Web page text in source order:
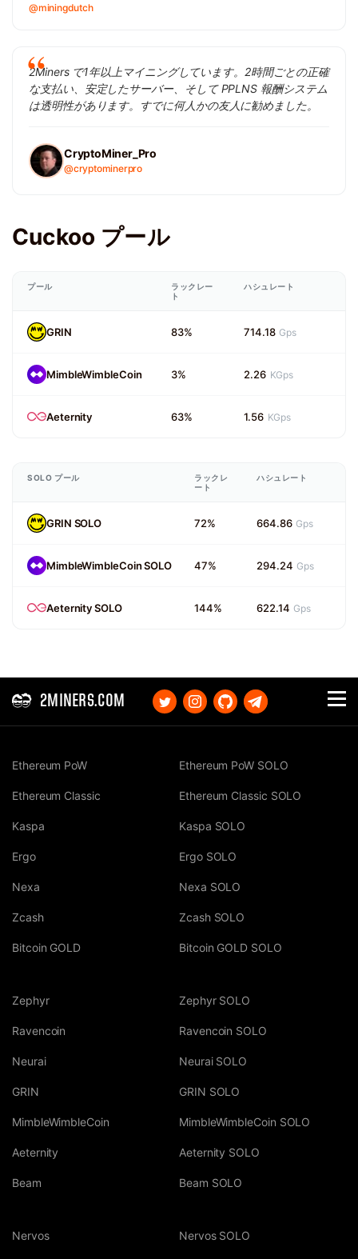
@miningdutch
2Miners で1年以上マイニングしています。2時間ごとの正確
な支払い、安定したサーバー、そして PPLNS 報酬システム
は透明性があります。すでに何人かの友人に勧めました。
CryptoMiner_Pro
@cryptominerpro
Cuckoo プール
プール
ラックレー
ト
ハシュレート
GRIN 83% 714.18 Gps
MimbleWimbleCoin 3% 2.26 KGps
Aeternity 63% 1.56 KGps
SOLO プール
ラックレ
ート
ハシュレート
GRIN SOLO 72% 664.86 Gps
MimbleWimbleCoin SOLO 47% 294.24 Gps
Aeternity SOLO 144% 622.14 Gps
2MINERS.COM
Ethereum PoW
Ethereum Classic
Kaspa
Ergo
Nexa
Zcash
Bitcoin GOLD
Ethereum PoW SOLO
Ethereum Classic SOLO
Kaspa SOLO
Ergo SOLO
Nexa SOLO
Zcash SOLO
Bitcoin GOLD SOLO
Zephyr
Ravencoin
Neurai
GRIN
MimbleWimbleCoin
Aeternity
Beam
Zephyr SOLO
Ravencoin SOLO
Neurai SOLO
GRIN SOLO
MimbleWimbleCoin SOLO
Aeternity SOLO
Beam SOLO
Nervos Nervos SOLO